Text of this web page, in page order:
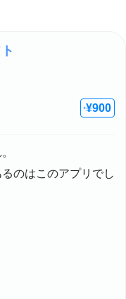
+¥900
のはこのアプリでし